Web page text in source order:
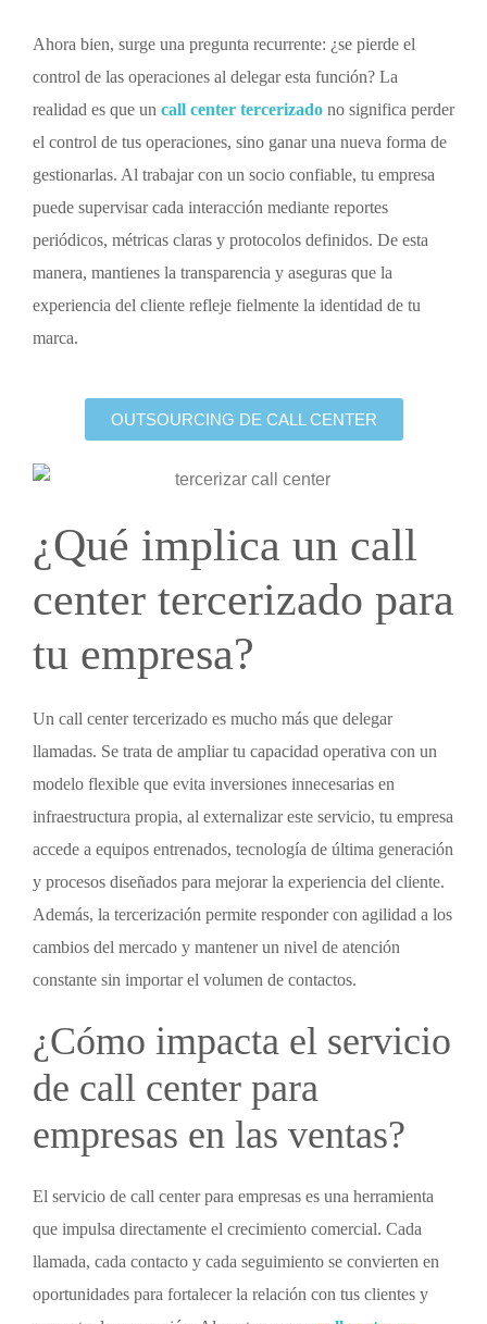
Ahora bien, surge una pregunta recurrente: ¿se pierde el
control de las operaciones al delegar esta función? La
realidad es que un call center tercerizado no significa perder
el control de tus operaciones, sino ganar una nueva forma de
gestionarlas. Al trabajar con un socio confiable, tu empresa
puede supervisar cada interacción mediante reportes
periódicos, métricas claras y protocolos definidos. De esta
manera, mantienes la transparencia y aseguras que la
experiencia del cliente refleje fielmente la identidad de tu
marca.
OUTSOURCING DE CALL CENTER
¿Qué implica un call
center tercerizado para
tu empresa?
Un call center tercerizado es mucho más que delegar
llamadas. Se trata de ampliar tu capacidad operativa con un
modelo flexible que evita inversiones innecesarias en
infraestructura propia, al externalizar este servicio, tu empresa
accede a equipos entrenados, tecnología de última generación
y procesos diseñados para mejorar la experiencia del cliente.
Además, la tercerización permite responder con agilidad a los
cambios del mercado y mantener un nivel de atención
constante sin importar el volumen de contactos.
¿Cómo impacta el servicio
de call center para
empresas en las ventas?
El servicio de call center para empresas es una herramienta
que impulsa directamente el crecimiento comercial. Cada
llamada, cada contacto y cada seguimiento se convierten en
oportunidades para fortalecer la relación con tus clientes y